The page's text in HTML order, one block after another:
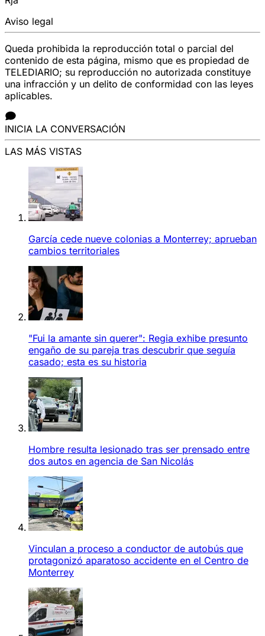
Aviso legal
Queda prohibida la reproducción total o parcial del
contenido de esta página, mismo que es propiedad de
TELEDIARIO; su reproducción no autorizada constituye
una infracción y un delito de conformidad con las leyes
aplicables.
INICIA LA CONVERSACIÓN
LAS MÁS VISTAS
García cede nueve colonias a Monterrey; aprueban
cambios territoriales
"Fui la amante sin querer": Regia exhibe presunto
engaño de su pareja tras descubrir que seguía
casado; esta es su historia
Hombre resulta lesionado tras ser prensado entre
dos autos en agencia de San Nicolás
Vinculan a proceso a conductor de autobús que
protagonizó aparatoso accidente en el Centro de
Monterrey